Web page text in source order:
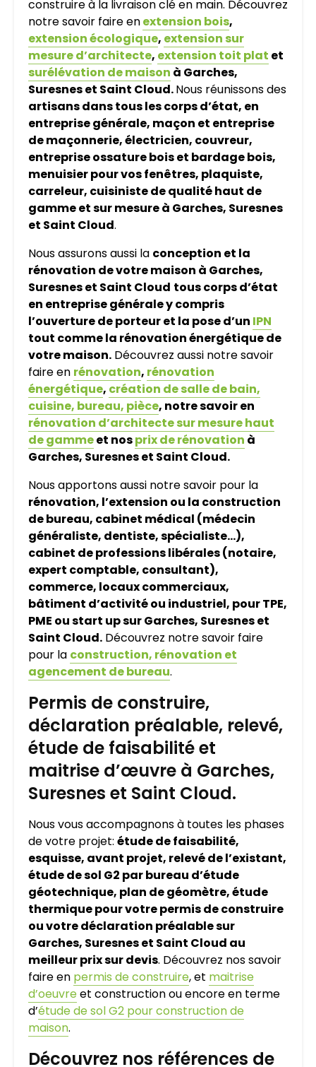
construire à la livraison clé en main. Découvrez
notre savoir faire enextension bois,
extension écologique, extension sur
mesure d’architecte, extension toit plat et
surélévation de maison à Garches,
Suresnes et Saint Cloud.Nous réunissons des
artisans dans tous les corps d’état, en
entreprise générale, maçon et entreprise
de maçonnerie, électricien, couvreur,
entreprise ossature bois et bardage bois,
menuisier pour vos fenêtres, plaquiste,
carreleur, cuisiniste de qualité haut de
gamme et sur mesure à Garches, Suresnes
et Saint Cloud.
Nous assurons aussi la conception et la
rénovation de votre maison à Garches,
Suresnes et Saint Cloud tous corps d’état
en entreprise générale y compris
l’ouverture de porteur et la pose d’un IPN
tout comme la rénovation énergétique de
votre maison. Découvrez aussi notre savoir
faire en rénovation, rénovation
énergétique, création de salle de bain,
cuisine, bureau, pièce, notre savoir en
rénovation d’architecte sur mesure haut
de gammeet nosprix de rénovation à
Garches, Suresnes et Saint Cloud.
Nous apportons aussi notre savoir pour la
rénovation, l’extension ou la construction
de bureau, cabinet médical (médecin
généraliste, dentiste, spécialiste…),
cabinet de professions libérales (notaire,
expert comptable, consultant),
commerce, locaux commerciaux,
bâtiment d’activité ou industriel, pour TPE,
PME ou start up sur Garches, Suresnes et
Saint Cloud. Découvrez notre savoir faire
pour la construction, rénovation et
agencement de bureau.
Permis de construire,
déclaration préalable, relevé,
étude de faisabilité et
maitrise d’œuvre à Garches,
Suresnes et Saint Cloud.
Nous vous accompagnons à toutes les phases
de votre projet: étude de faisabilité,
esquisse, avant projet, relevé de l’existant,
étude de sol G2 par bureau d’étude
géotechnique, plan de géomètre, étude
thermique pour votre permis de construire
ou votre déclaration préalable sur
Garches, Suresnes et Saint Cloud au
meilleur prix sur devis. Découvrez nos savoir
faire en permis de construire, et maitrise
d’oeuvreet construction ou encore en terme
d’étude de sol G2 pour construction de
maison.
Découvrez nos références de